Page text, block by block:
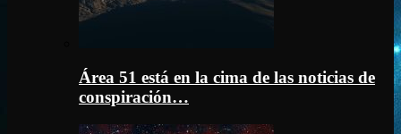
Área 51 está en la cima de las noticias de
conspiración…